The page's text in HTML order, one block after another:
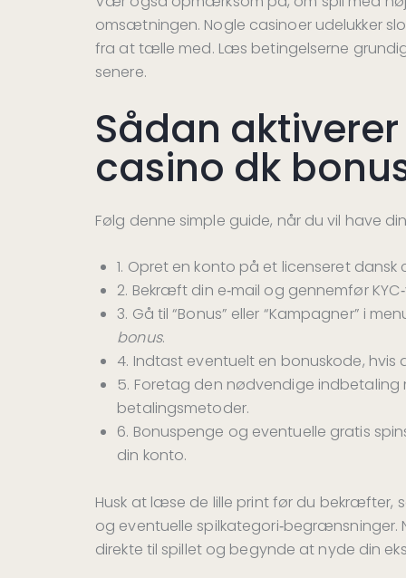
omsætningen. Nogle casinoer udelukker
fra at tælle med. Læs betingelserne
senere.
Sådan
casino dk
Følg denne simple guide, når du vil have
1. Opret en konto på et licenseret dansk
2. Bekræft din e‑mail og gennemfør
3. Gå til “Bonus” eller “Kampagner” i
bonus.
4. Indtast eventuelt en bonuskode,
5. Foretag den nødvendige
betalingsmetoder.
6. Bonuspenge og eventuelle gratis
din konto.
Husk at læse de lille print før du bekræfter,
og eventuelle
direkte til spillet og begynde at nyde din